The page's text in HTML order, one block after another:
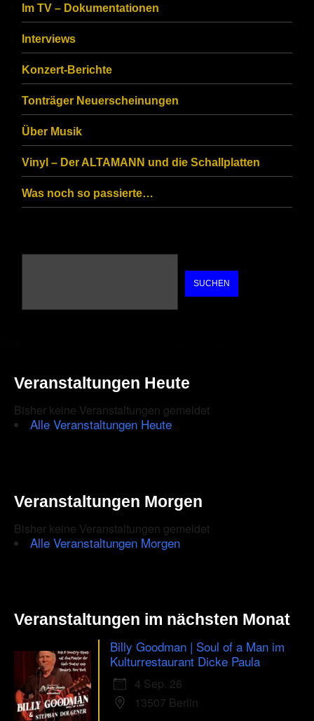
Im TV – Dokumentationen
Interviews
Konzert-Berichte
Tonträger Neuerscheinungen
Über Musik
Vinyl – Der ALTAMANN und die Schallplatten
Was noch so passierte…
SUCHEN
Veranstaltungen Heute
Bisher keine Veranstaltungen gemeldet
Alle Veranstaltungen Heute
Veranstaltungen Morgen
Bisher keine Veranstaltungen gemeldet
Alle Veranstaltungen Morgen
Veranstaltungen im nächsten Monat
Billy Goodman | Soul of a Man im
Kulturrestaurant Dicke Paula
4 Sep. 26
13507 Berlin